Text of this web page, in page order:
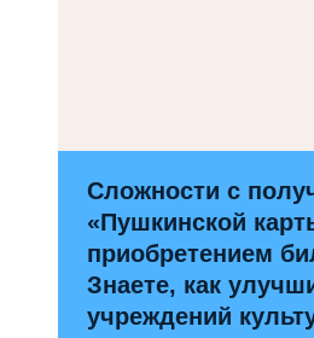
Сложности с
«Пушкинской
приобретением
Знаете, как
учреждений